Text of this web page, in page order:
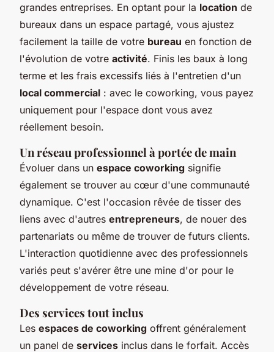
grandes entreprises. En optant pour la location de
bureaux dans un espace partagé, vous ajustez
facilement la taille de votre bureau en fonction de
l'évolution de votre activité. Finis les baux à long
terme et les frais excessifs liés à l'entretien d'un
local commercial : avec le coworking, vous payez
uniquement pour l'espace dont vous avez
réellement besoin.
Un réseau professionnel à portée de main
Évoluer dans un espace coworking signifie
également se trouver au cœur d'une communauté
dynamique. C'est l'occasion rêvée de tisser des
liens avec d'autres entrepreneurs, de nouer des
partenariats ou même de trouver de futurs clients.
L'interaction quotidienne avec des professionnels
variés peut s'avérer être une mine d'or pour le
développement de votre réseau.
Des services tout inclus
Les espaces de coworking offrent généralement
un panel de services inclus dans le forfait. Accès